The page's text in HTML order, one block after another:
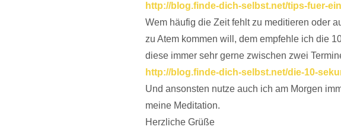
http://blog.finde-dich-selbst.net/tips-fuer-
Wem häufig die Zeit fehlt zu meditieren oder
zu Atem kommen will, dem empfehle ich die
diese immer sehr gerne zwischen zwei
http://blog.finde-dich-selbst.net/die-10-
Und ansonsten nutze auch ich am Morgen
meine Meditation.
Herzliche Grüße